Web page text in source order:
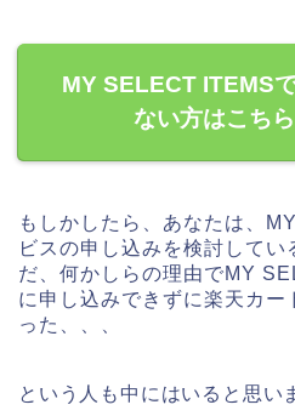
MY SELECT ITEMS
ない方はこち
もしかしたら、あなたは、
ビスの申し込みを検討してい
だ、何かしらの理由でMY
に申し込みできずに楽天カー
った、、、
という人も中にはいると思い